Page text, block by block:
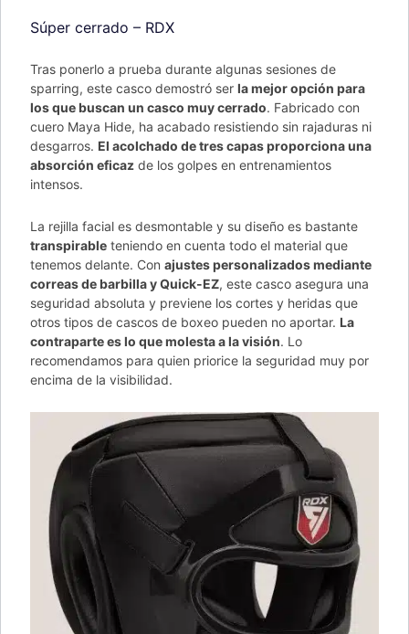
Súper cerrado – RDX
Tras ponerlo a prueba durante algunas sesiones de
sparring, este casco demostró ser la mejor opción para
los que buscan un casco muy cerrado. Fabricado con
cuero Maya Hide, ha acabado resistiendo sin rajaduras ni
desgarros. El acolchado de tres capas proporciona una
absorción eficaz de los golpes en entrenamientos
intensos.
La rejilla facial es desmontable y su diseño es bastante
transpirable teniendo en cuenta todo el material que
tenemos delante. Con ajustes personalizados mediante
correas de barbilla y Quick-EZ, este casco asegura una
seguridad absoluta y previene los cortes y heridas que
otros tipos de cascos de boxeo pueden no aportar. La
contraparte es lo que molesta a la visión. Lo
recomendamos para quien priorice la seguridad muy por
encima de la visibilidad.